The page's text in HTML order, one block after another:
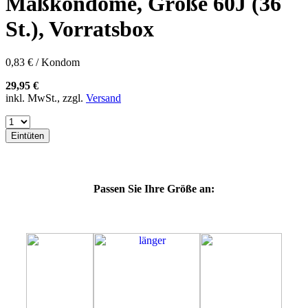
60E
60F
60G
60K
60L
64E
64F
64K
64L
69M
St.), Vorratsbox
0,83 € / Kondom
29,95 €
inkl. MwSt., zzgl. Versand
Eintüten
Passen Sie Ihre Größe an: